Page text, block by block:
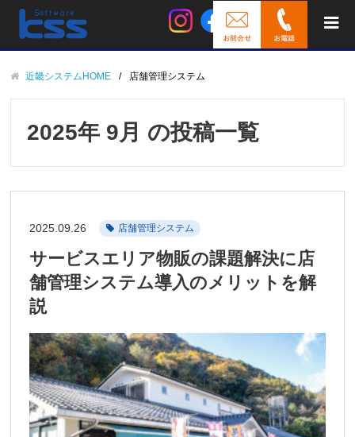
近畿システムHOME 店舗管理システム
2025年 9月 の投稿一覧
2025.09.26 店舗管理システム
サービスエリア物販の課題解決に店
舗管理システム導入のメリットを解
説